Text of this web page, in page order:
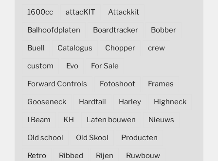
1600cc attacKIT Attackkit
Balhoofdplaten Boardtracker Bobber
Buell Catalogus Chopper crew
custom Evo For Sale
Forward Controls Fotoshoot Frames
Gooseneck Hardtail Harley Highneck
I Beam KH Laten bouwen Nieuws
Old school Old Skool Producten
Retro Ribbed Rijen Ruwbouw